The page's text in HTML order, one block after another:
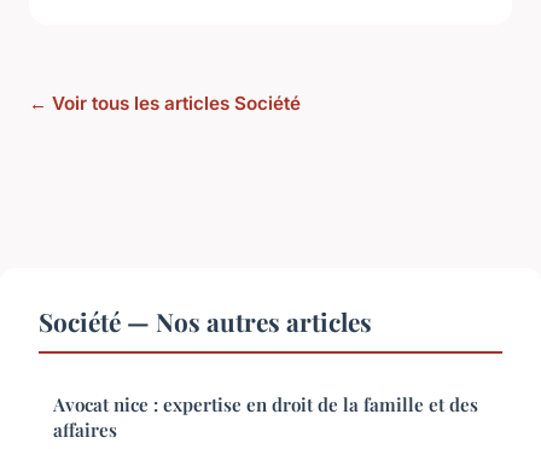
← Voir tous les articles Société
Société — Nos autres articles
Avocat nice : expertise en droit de la famille et des
affaires